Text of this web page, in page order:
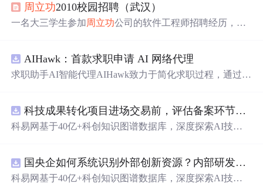
周 立功2010校园招聘（武汉）
一名大三学生参加周 立功公司的软件工程师招聘经历，包
AIHawk：首款求职申请 AI 网络代理
求职助手AI智能代理AIHawk致力于简化求职过程，通过自
科技成果转化项目进场交易前，评估备案环节需要准备哪些材料？.docx
科易网基于40亿+科创知识图谱数据库，深度探索AI技术
新领域的AI+数智化解决方案，推动科技创新与产业创新
智能化发展。
国央企如何系统识别外部创新资源？内部研发体系完善，但对外部高校、中小科技企业技术能力缺乏动态认知。.docx
科易网基于40亿+科创知识图谱数据库，深度探索AI技术